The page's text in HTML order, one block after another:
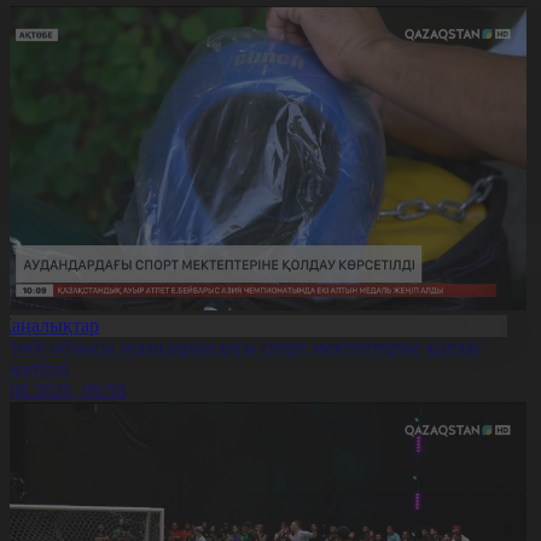
облысы аудандарындағы спорт мектептеріне қолдау
09:58